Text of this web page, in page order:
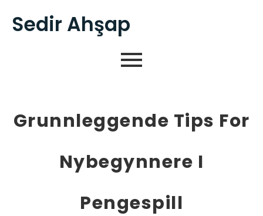
Sedir Ahşap
Grunnleggende Tips For
Nybegynnere I
Pengespill